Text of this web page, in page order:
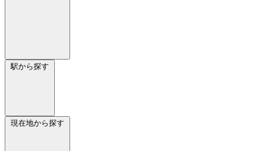
駅から探す
現在地から探す